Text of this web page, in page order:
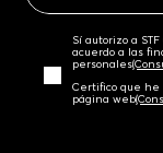
Sí autorizo a
acuerdo a las
personales‎
Certifico que he
página web‎